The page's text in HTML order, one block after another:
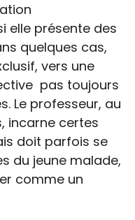
elle présente des
quelques cas,
vers une
pas toujours
Le professeur, au
incarne certes
doit parfois se
du jeune malade,
comme un